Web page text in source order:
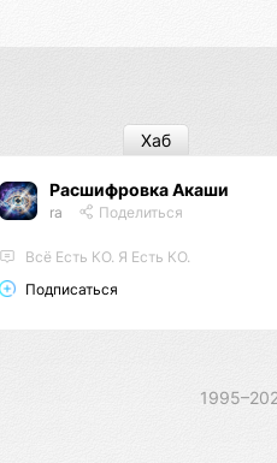
Расшифровка Акаши
ra Поделиться
Всё Есть КО. Я Есть КО.
Подписаться
Хаб